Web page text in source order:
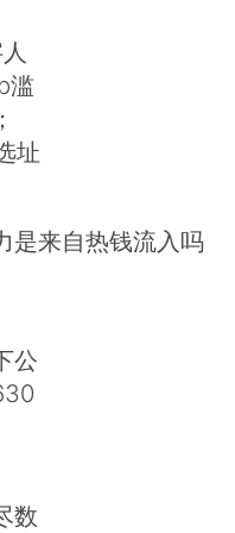
滥
址
是来自热钱流入吗
公
数